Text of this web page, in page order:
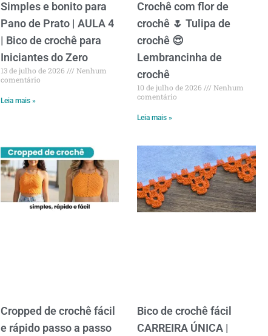
Simples e bonito para
Pano de Prato | AULA 4
| Bico de crochê para
Iniciantes do Zero
13 de julho de 2026
Nenhum
comentário
Leia mais »
Crochê com flor de
crochê 🌷 Tulipa de
crochê 😍
Lembrancinha de
crochê
10 de julho de 2026
Nenhum
comentário
Leia mais »
Cropped de crochê fácil
e rápido passo a passo
Bico de crochê fácil
CARREIRA ÚNICA |